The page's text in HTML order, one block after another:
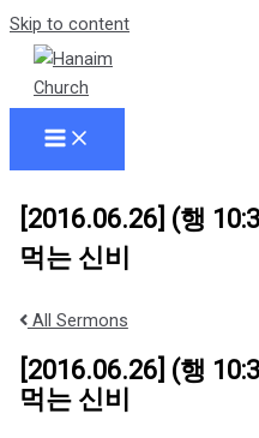
Skip to content
[2016.06.26] (행
먹는 신비
All Sermons
[2016.06.26] (행
먹는 신비